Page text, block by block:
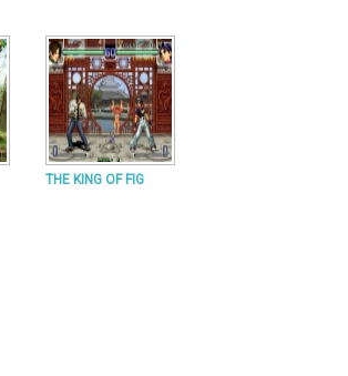
THE KING OF FIG